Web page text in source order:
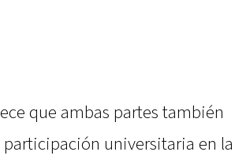
que ambas partes también
universitaria en la